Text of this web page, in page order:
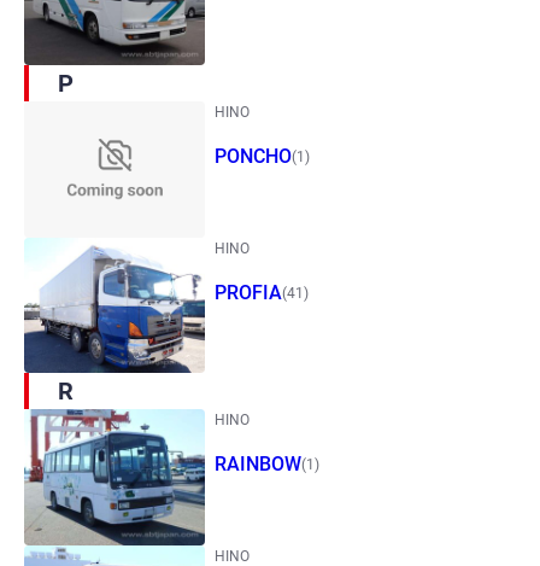
P
HINO
PONCHO(1)
HINO
PROFIA(41)
R
HINO
RAINBOW(1)
HINO